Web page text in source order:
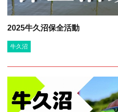
2025牛久沼保全活動
牛久沼